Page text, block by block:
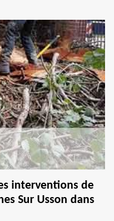
interventions de
Sur Usson dans